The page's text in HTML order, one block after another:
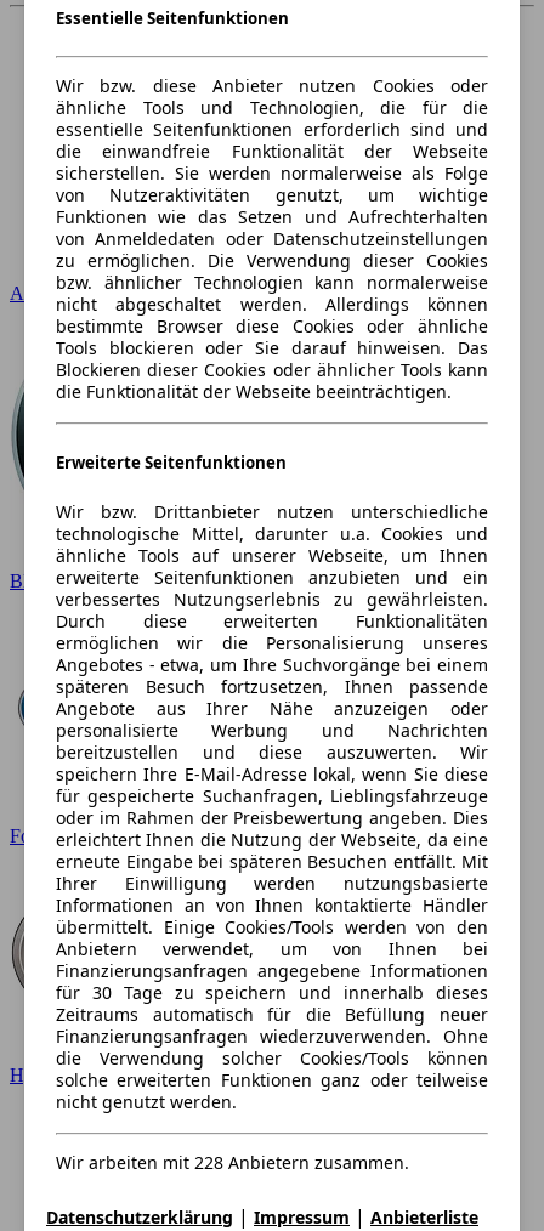
Audi
BMW
Ford
Hyundai
Essentielle Seitenfunktionen
Wir bzw. diese Anbieter nutzen Cookies oder
ähnliche Tools und Technologien, die für die
essentielle Seitenfunktionen erforderlich sind und
die einwandfreie Funktionalität der Webseite
sicherstellen. Sie werden normalerweise als Folge
von Nutzeraktivitäten genutzt, um wichtige
Funktionen wie das Setzen und Aufrechterhalten
von Anmeldedaten oder Datenschutzeinstellungen
zu ermöglichen. Die Verwendung dieser Cookies
bzw. ähnlicher Technologien kann normalerweise
nicht abgeschaltet werden. Allerdings können
bestimmte Browser diese Cookies oder ähnliche
Tools blockieren oder Sie darauf hinweisen. Das
Blockieren dieser Cookies oder ähnlicher Tools kann
die Funktionalität der Webseite beeinträchtigen.
Erweiterte Seitenfunktionen
Wir bzw. Drittanbieter nutzen unterschiedliche
technologische Mittel, darunter u.a. Cookies und
ähnliche Tools auf unserer Webseite, um Ihnen
erweiterte Seitenfunktionen anzubieten und ein
verbessertes Nutzungserlebnis zu gewährleisten.
Durch diese erweiterten Funktionalitäten
ermöglichen wir die Personalisierung unseres
Angebotes - etwa, um Ihre Suchvorgänge bei einem
späteren Besuch fortzusetzen, Ihnen passende
Angebote aus Ihrer Nähe anzuzeigen oder
personalisierte Werbung und Nachrichten
bereitzustellen und diese auszuwerten. Wir
speichern Ihre E-Mail-Adresse lokal, wenn Sie diese
für gespeicherte Suchanfragen, Lieblingsfahrzeuge
oder im Rahmen der Preisbewertung angeben. Dies
erleichtert Ihnen die Nutzung der Webseite, da eine
erneute Eingabe bei späteren Besuchen entfällt. Mit
Ihrer Einwilligung werden nutzungsbasierte
Informationen an von Ihnen kontaktierte Händler
übermittelt. Einige Cookies/Tools werden von den
Anbietern verwendet, um von Ihnen bei
Finanzierungsanfragen angegebene Informationen
für 30 Tage zu speichern und innerhalb dieses
Zeitraums automatisch für die Befüllung neuer
Finanzierungsanfragen wiederzuverwenden. Ohne
die Verwendung solcher Cookies/Tools können
solche erweiterten Funktionen ganz oder teilweise
nicht genutzt werden.
Wir arbeiten mit 228 Anbietern zusammen.
Datenschutzerklärung | Impressum | Anbieterliste